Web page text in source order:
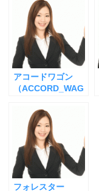
アコードワゴン
（ACCORD_WAG
フォレスター